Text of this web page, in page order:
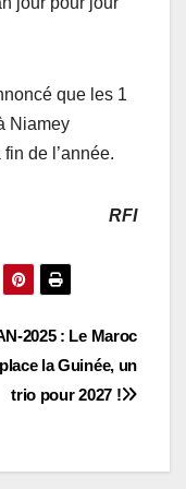
que les 1
Niamey
de l’année.
RFI
2025 : Le Maroc
la Guinée, un
trio pour 2027 !